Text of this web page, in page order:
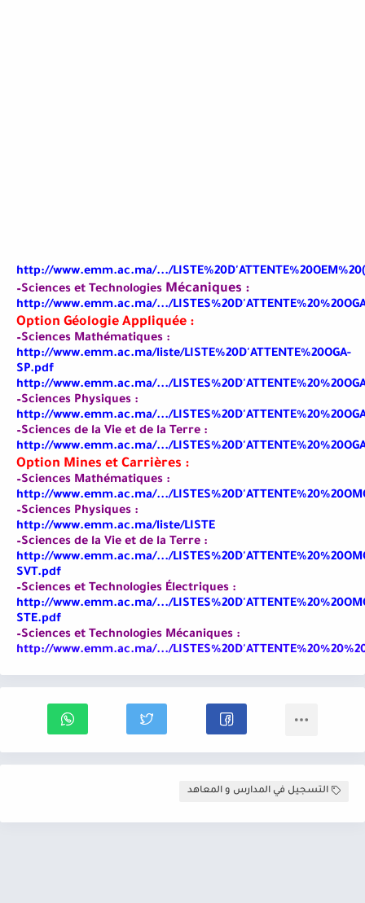
http://www.emm.ac.ma/.../
–Sciences et Technologies Mécaniques :
http://www.emm.ac.ma/.../
Option Géologie Appliquée :
–Sciences Mathématiques :
http://www.emm.ac.ma/liste/LISTE%20D'ATTENTE%20OGA-
SP.pdf
http://www.emm.ac.ma/.../
–Sciences Physiques :
http://www.emm.ac.ma/.../
–Sciences de la Vie et de la Terre :
http://www.emm.ac.ma/.../
Option Mines et Carrières :
–Sciences Mathématiques :
http://www.emm.ac.ma/.../
–Sciences Physiques :
http://www.emm.ac.ma/liste/LISTE
–Sciences de la Vie et de la Terre :
http://www.emm.ac.ma/.../
SVT.pdf
–Sciences et Technologies Électriques :
http://www.emm.ac.ma/.../
STE.pdf
–Sciences et Technologies Mécaniques :
http://www.emm.ac.ma/.../
التسجيل في المدارس و المعاهد